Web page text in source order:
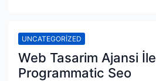
UNCATEGORIZED
Web Tasarim Ajansi İle
Programmatic Seo